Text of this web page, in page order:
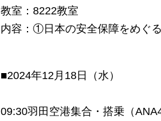
教室：8222教室
内容：①日本の安全保障をめぐ
■2024年12月18日（水）
09:30羽田空港集合・搭乗（